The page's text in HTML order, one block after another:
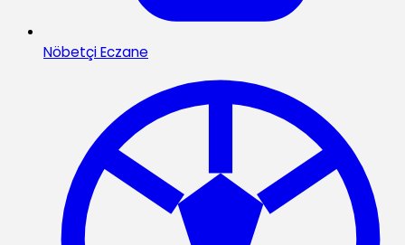
Nöbetçi Eczane